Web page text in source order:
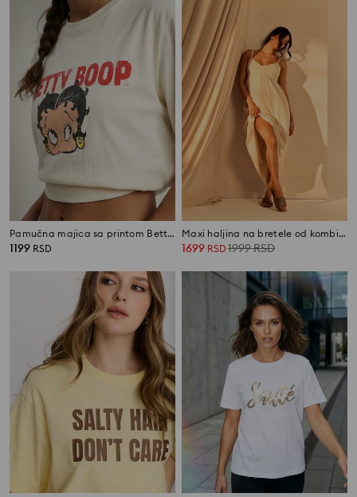
Pamučna majica sa printom Betty Boop
1199 RSD
Maxi haljina na bretele od kombinovanih materijala
1699 RSD 1999RSD